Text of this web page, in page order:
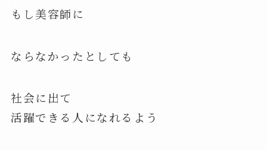
もし美容師に
ならなかったとしても
社会に出て
活躍できる人になれるよう